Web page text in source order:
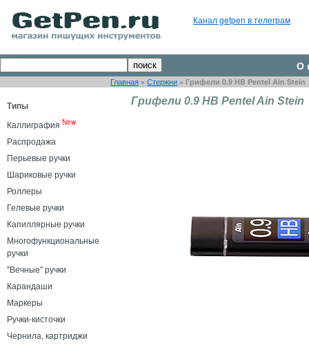
Канал getpen в телеграм
О
Главная » Стержни » Грифели 0.9 HB Pentel Ain Stein
Типы
Каллиграфия New
Распродажа
Перьевые ручки
Шариковые ручки
Роллеры
Гелевые ручки
Капиллярные ручки
Многофункциональные
ручки
"Вечные" ручки
Карандаши
Маркеры
Ручки-кисточки
Чернила, картриджи
Грифели 0.9 HB Pentel Ain Stein